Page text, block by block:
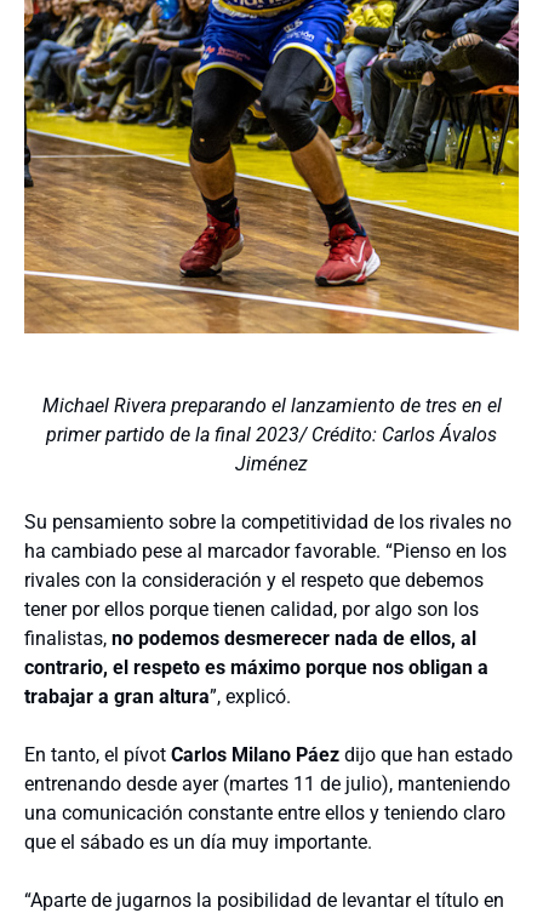
Michael Rivera preparando el lanzamiento de tres en el
primer partido de la final 2023/ Crédito: Carlos Ávalos
Jiménez
Su pensamiento sobre la competitividad de los rivales no
ha cambiado pese al marcador favorable. “Pienso en los
rivales con la consideración y el respeto que debemos
tener por ellos porque tienen calidad, por algo son los
finalistas, no podemos desmerecer nada de ellos, al
contrario, el respeto es máximo porque nos obligan a
trabajar a gran altura”, explicó.
En tanto, el pívot Carlos Milano Páez dijo que han estado
entrenando desde ayer (martes 11 de julio), manteniendo
una comunicación constante entre ellos y teniendo claro
que el sábado es un día muy importante.
“Aparte de jugarnos la posibilidad de levantar el título en